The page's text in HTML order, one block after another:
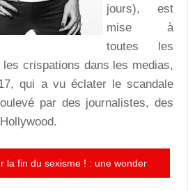
jours), est
mise à
toutes les
crispations dans les medias,
qui a vu éclater le scandale
par des journalistes, des
la fin du sexisme ! : une wonder